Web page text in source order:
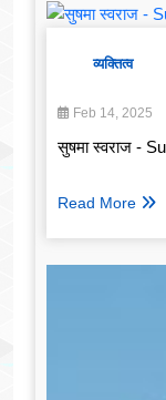
व्यक्तित्व
Feb 14, 2025
सुषमा स्वराज -
Read More